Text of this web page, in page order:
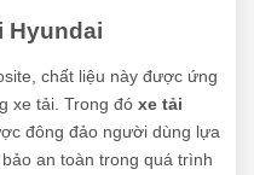
Hyundai
chất liệu này được ứng
xe tải. Trong đó xe tải
đông đảo người dùng lựa
an toàn trong quá trình